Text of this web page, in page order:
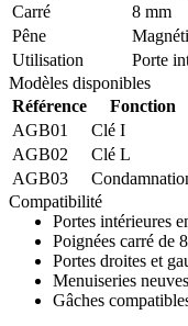
Carré
8 mm
Pêne
Utilisation
Porte
Modèles disponibles
Référence
Fonction
AGB01
Clé I
AGB02
Clé L
AGB03
Compatibilité
Portes intérieures
Poignées carré de
Portes droites et
Menuiseries
Gâches